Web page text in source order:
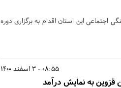
اجتماعی این استان اقدام به برگزاری دوره
08:55 - 3 اسفند 1400
به نمایش درآمد